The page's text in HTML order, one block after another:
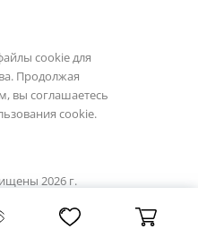
cookie для
Продолжая
вы соглашаетесь
cookie.
2026 г.